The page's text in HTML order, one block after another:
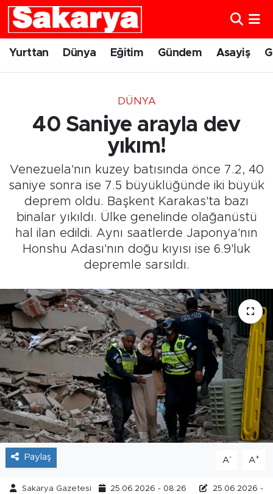
Yurttan Dünya Eğitim Gündem Asayiş
DÜNYA
40 Saniye arayla dev
yıkım!
Venezuela'nın kuzey batısında önce 7.2, 40
saniye sonra ise 7.5 büyüklüğünde iki büyük
deprem oldu. Başkent Karakas'ta bazı
binalar yıkıldı. Ülke genelinde olağanüstü
hal ilan edildi. Aynı saatlerde Japonya'nın
Honshu Adası'nın doğu kıyısı ise 6.9'luk
depremle sarsıldı.
Paylaş A- A+
Sakarya Gazetesi 25.06.2026 - 08:26
25.06.2026 -
Yurttan
Eskişehirspor
Spor
Sağlık
Kültür Sanat
Tarihçe
Resmi İlanlar
Söyleşi
Foto Şaka
Teknoloji
Politika
Eskişehir Nöbetçi Eczaneler
Eskişehir Trafik Yoğunluk Haritası
Süper Lig Puan Durumu ve Fikstür
Tüm Manşetler
Son Dakika Haberleri
Haber Arşivi